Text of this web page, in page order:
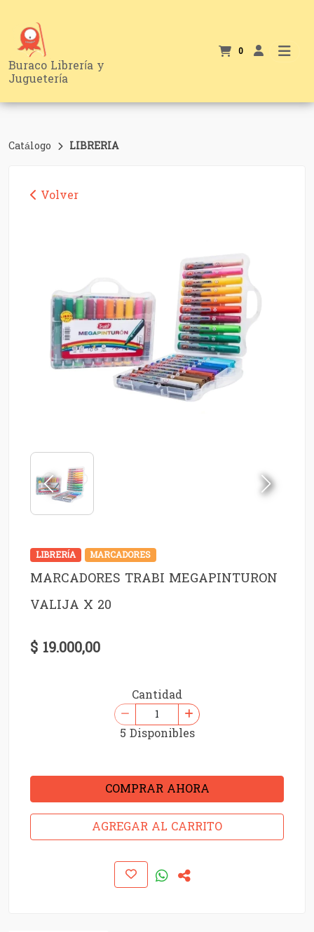
Buraco Librería y
Juguetería
0
Catálogo LIBRERIA
Volver
LIBRERÍA MARCADORES
MARCADORES TRABI MEGAPINTURON
VALIJA X 20
$ 19.000,00
Cantidad
5 Disponibles
COMPRAR AHORA
AGREGAR AL CARRITO